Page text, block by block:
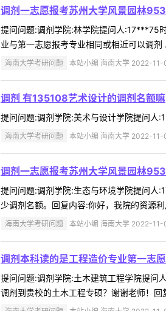
调剂一志愿报考苏州大学风景园林
提问问题:调剂学院:林学院提问人:17***75
业与第一志愿报考专业相同或相近可以调剂
海南大学考研问题 本站小编 海南大学 2022-11-
调剂 有135108艺术设计的调剂名额嘛
提问问题:调剂学院:美术与设计学院提问
海南大学考研问题 本站小编 海南大学 2022-11-
调剂一志愿报考苏州大学风景园林
提问问题:调剂学院:生态与环境学院提问
少调剂名额。回复内容:你好，我院的资源
海南大学考研问题 本站小编 海南大学 2022-11-
调剂本科读的是工程造价专业第一志
提问问题:调剂学院:土木建筑工程学院提
调剂到贵校的土木工程专硕？谢谢老师！